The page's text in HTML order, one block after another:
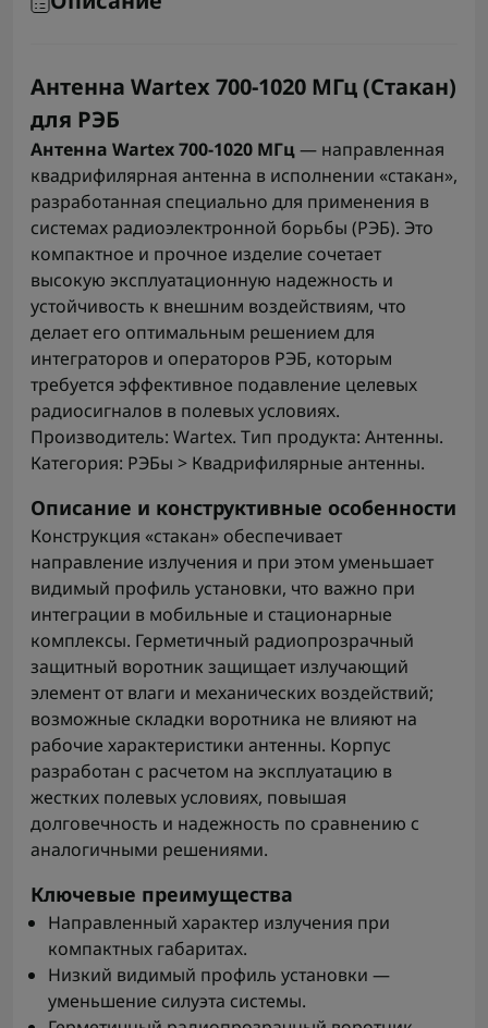
Антенна Wartex 700-1020 МГц (Стакан)
для РЭБ
Антенна Wartex 700-1020 МГц— направленная
квадрифилярная антенна в исполнении «стакан»,
разработанная специально для применения в
системах радиоэлектронной борьбы (РЭБ). Это
компактное и прочное изделие сочетает
высокую эксплуатационную надежность и
устойчивость к внешним воздействиям, что
делает его оптимальным решением для
интеграторов и операторов РЭБ, которым
требуется эффективное подавление целевых
радиосигналов в полевых условиях.
Производитель: Wartex. Тип продукта: Антенны.
Категория: РЭБы > Квадрифилярные антенны.
Описание и конструктивные особенности
Конструкция «стакан» обеспечивает
направление излучения и при этом уменьшает
видимый профиль установки, что важно при
интеграции в мобильные и стационарные
комплексы. Герметичный радиопрозрачный
защитный воротник защищает излучающий
элемент от влаги и механических воздействий;
возможные складки воротника не влияют на
рабочие характеристики антенны. Корпус
разработан с расчетом на эксплуатацию в
жестких полевых условиях, повышая
долговечность и надежность по сравнению с
аналогичными решениями.
Ключевые преимущества
Направленный характер излучения при
компактных габаритах.
Низкий видимый профиль установки —
уменьшение силуэта системы.